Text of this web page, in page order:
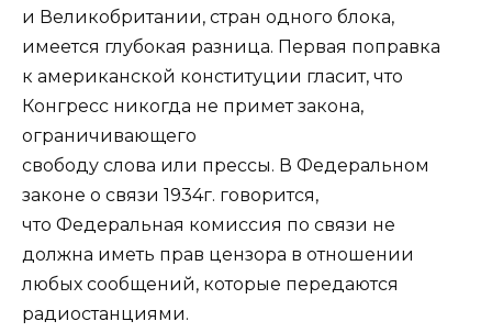
и Великобритании, стран одного блока,
имеется глубокая разница. Первая поправка
к американской конституции гласит, что
Конгресс никогда не примет закона,
ограничивающего
свободу слова или прессы. В Федеральном
законе о связи 1934г. говорится,
что Федеральная комиссия по связи не
должна иметь прав цензора в отношении
любых сообщений, которые передаются
радиостанциями.